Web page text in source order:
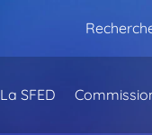
La SFED